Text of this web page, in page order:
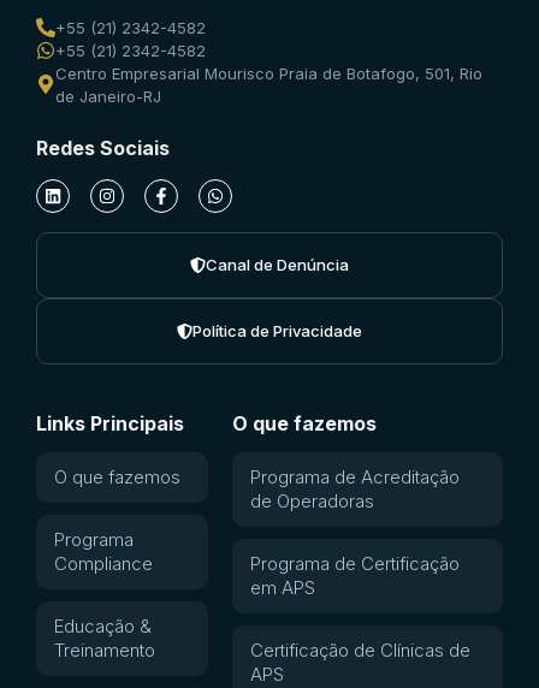
+55 (21) 2342-4582
+55 (21) 2342-4582
Centro Empresarial Mourisco Praia de Botafogo, 501, Rio
de Janeiro-RJ
Redes Sociais
Canal de Denúncia
Política de Privacidade
Links Principais
O que fazemos
Programa
Compliance
Educação &
Treinamento
O que fazemos
Programa de Acreditação
de Operadoras
Programa de Certificação
em APS
Certificação de Clínicas de
APS